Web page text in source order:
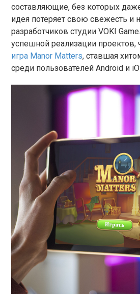
составляющие, без которых
идея потеряет свою свежесть и
разработчиков студии VOKI
успешной реализации проектов,
игра Manor Matters, ставшая
среди пользователей Android и